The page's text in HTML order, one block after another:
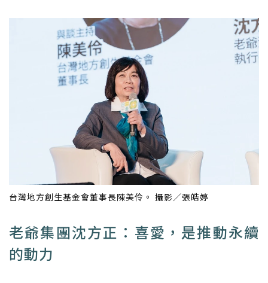
台灣地方創生基金會董事長陳美伶。 攝影／張皓婷
老爺集團沈方正：喜愛，是推動永續
的動力